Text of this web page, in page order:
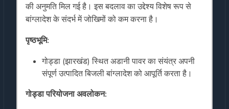
की अनुमति मिल गई है। इस बदलाव का उद्देश्य विशेष रूप से
बांग्लादेश के संदर्भ में जोखिमों को कम करना है।
पृष्ठभूमि:
गोड्डा (झारखंड) स्थित अडानी पावर का संयंत्र अपनी
संपूर्ण उत्पादित बिजली बांग्लादेश को आपूर्ति करता है।
गोड्डापरियोजनाअवलोकन: